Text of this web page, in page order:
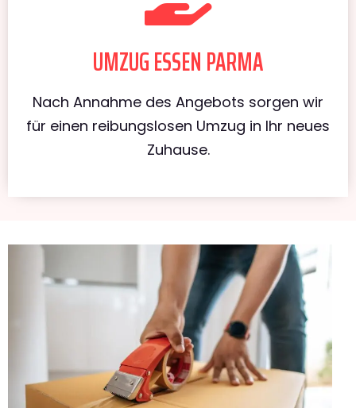
UMZUG ESSEN PARMA
Nach Annahme des Angebots sorgen wir
für einen reibungslosen Umzug in Ihr neues
Zuhause.